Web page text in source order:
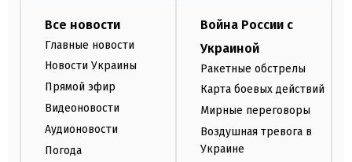
Все новости
Главные новости
Новости Украины
Прямой эфир
Видеоновости
Аудионовости
Погода
Война России с
Украиной
Ракетные обстрелы
Карта боевых действий
Мирные переговоры
Воздушная тревога в
Украине